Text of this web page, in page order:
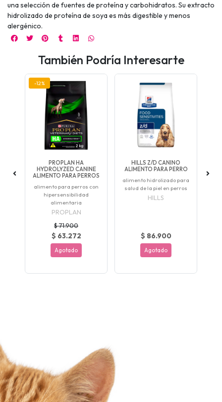
una selección de fuentes de proteína y carbohidratos. Su extracto
hidrolizado de proteína de soya es más digestible y menos
alergénico.
También Podría Interesarte
-12%
PROPLAN HA
HYDROLYZED CANINE
ALIMENTO PARA PERROS
alimento para perros con
hipersensibilidad
alimentaria
PROPLAN
$ 71.900
$ 63.272
Agotado
HILLS Z/D CANINO
ALIMENTO PARA PERRO
alimento hidrolizado para
salud de la piel en perros
HILLS
$ 86.900
Agotado